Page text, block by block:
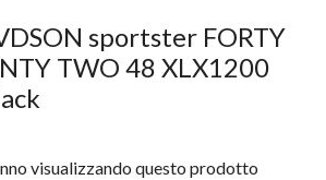
sportster FORTY
TWO 48 XLX1200
visualizzando questo prodotto